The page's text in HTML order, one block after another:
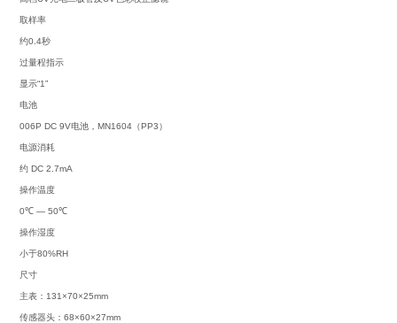
取样率
约0.4秒
过量程指示
显示“1”
电池
006P DC 9V电池，MN1604（PP3）
电源消耗
约 DC 2.7mA
操作温度
0℃ — 50℃
操作湿度
小于80%RH
尺寸
主表：131×70×25mm
传感器头：68×60×27mm